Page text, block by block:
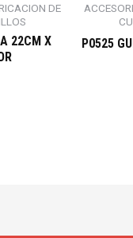
DE
22CM X
P0525